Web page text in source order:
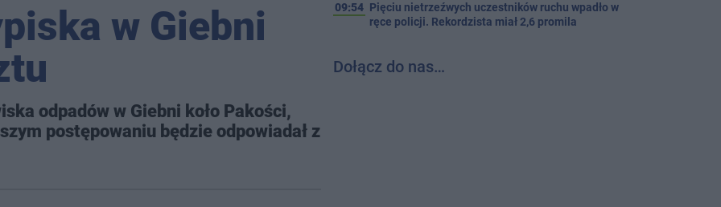
w Giebni
odpadów w Giebni koło Pakości,
postępowaniu będzie odpowiadał z
09:54 Pięciu nietrzeźwych uczestników ruchu wpadło w
ręce policji. Rekordzista miał 2,6 promila
Dołącz do nas…